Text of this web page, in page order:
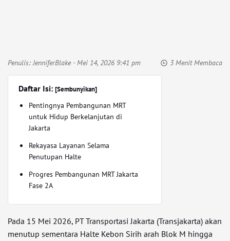
Penulis:JenniferBlake- Mei 14, 2026 9:41 pm 3 Menit Membaca
Daftar Isi: [Sembunyikan]
Pentingnya Pembangunan MRT
untuk Hidup Berkelanjutan di
Jakarta
Rekayasa Layanan Selama
Penutupan Halte
Progres Pembangunan MRT Jakarta
Fase 2A
Pada 15 Mei 2026, PT Transportasi Jakarta (Transjakarta) akan
menutup sementara Halte Kebon Sirih arah Blok M hingga